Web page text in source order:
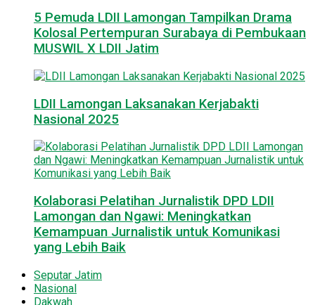
5 Pemuda LDII Lamongan Tampilkan Drama
Kolosal Pertempuran Surabaya di Pembukaan
MUSWIL X LDII Jatim
LDII Lamongan Laksanakan Kerjabakti
Nasional 2025
Kolaborasi Pelatihan Jurnalistik DPD LDII
Lamongan dan Ngawi: Meningkatkan
Kemampuan Jurnalistik untuk Komunikasi
yang Lebih Baik
Seputar Jatim
Nasional
Dakwah